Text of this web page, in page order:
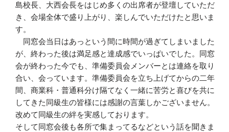
島校長、大西会長をはじめ多くの出席者が登壇していただ
き、会場全体で盛り上がり、楽しんでいただけたと思いま
す。
同窓会当日はあっという間に時間が過ぎてしまいました
が、終わった後は満足感と達成感でいっぱいでした。同窓
会が終わった今でも、準備委員会メンバーとは連絡を取り
合い、会っています。準備委員会を立ち上げてからの二年
間、商業科・普通科分け隔てなく一緒に苦労と喜びを共に
してきた同級生の皆様には感謝の言葉しかございません。
改めて同級生の絆を実感しております。
そして同窓会後も各所で集まってるなどという話を聞きま